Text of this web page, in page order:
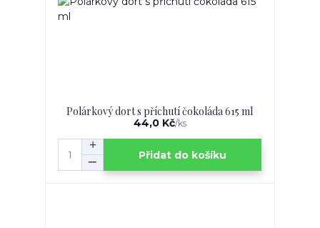
Polárkový dort s příchutí čokoláda 615 ml
44,0 Kč/ks
Přidat do košíku